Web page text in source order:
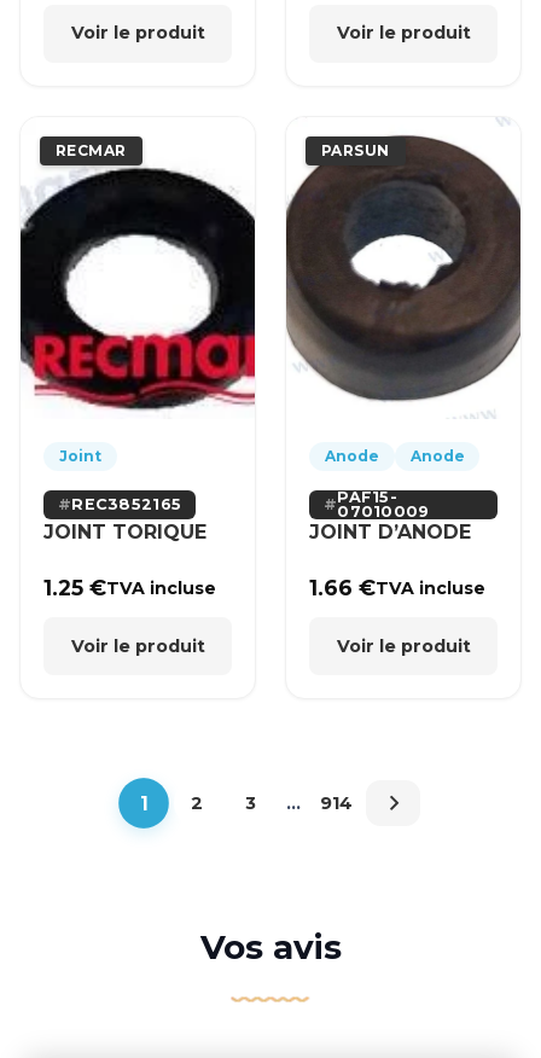
Voir le produit Voir le produit
RECMAR
Joint
REC3852165
JOINT TORIQUE
1.25€TVA incluse
Voir le produit
PARSUN
Anode Anode
PAF15-
07010009
JOINT D’ANODE
1.66€TVA incluse
Voir le produit
1 2 3 … 914
Vos avis